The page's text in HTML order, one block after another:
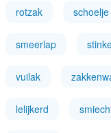
rotzak schoelje
smeerlap
vuilak
lelijkerd